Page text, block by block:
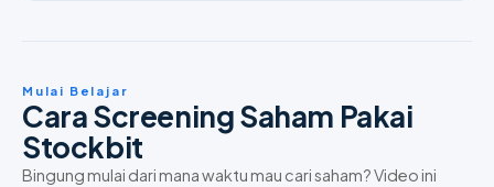
Mulai Belajar
Cara Screening Saham Pakai
Stockbit
Bingung mulai dari mana waktu mau cari saham? Video ini